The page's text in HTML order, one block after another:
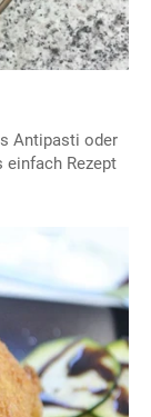
Antipasti oder
einfach Rezept